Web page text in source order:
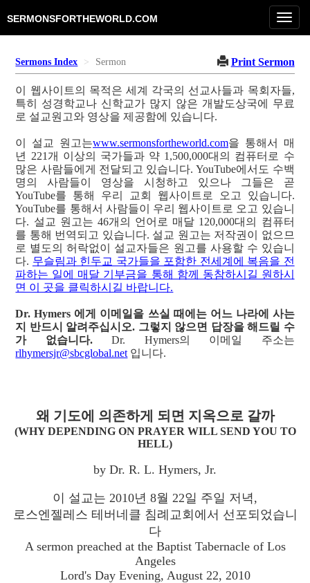
SERMONSFORTHEWORLD.COM
Sermons Index Sermon Print Sermon
이 웹사이트의 목적은 세계 각국의 선교사들과 목회자들,
특히 성경학교나 신학교가 많지 않은 개발도상국에 무료
로 설교원고와 영상을 제공함에 있습니다.
이 설교 원고는www.sermonsfortheworld.com을 통해서 매
년 221개 이상의 국가들과 약 1,500,000대의 컴퓨터로 수
많은 사람들에게 전달되고 있습니다. YouTube에서도 수백
명의 사람들이 영상을 시청하고 있으나 그들은 곧
YouTube를 통해 우리 교회 웹사이트로 오고 있습니다.
YouTube를 통해서 사람들이 우리 웹사이트로 오고 있습니
다. 설교 원고는 46개의 언어로 매달 120,000대의 컴퓨터
를 통해 번역되고 있습니다. 설교 원고는 저작권이 없으므
로 별도의 허락없이 설교자들은 원고를 사용할 수 있습니
다. 무슬림과 힌두교 국가들을 포함한 전세계에 복음을 전
파하는 일에 매달 기부금을 통해 함께 동참하시길 원하시
면 이 곳을 클릭하시길 바랍니다.
Dr. Hymers 에게 이메일을 쓰실 때에는 어느 나라에 사는
지 반드시 알려주십시오. 그렇지 않으면 답장을 해드릴 수
가 없습니다.Dr. Hymers의 이메일 주소는
rlhymersjr@sbcglobal.net 입니다.
왜 기도에 의존하게 되면 지옥으로 갈까
(WHY DEPENDING ON PRAYER WILL SEND YOU TO
HELL)
by Dr. R. L. Hymers, Jr.
이 설교는 2010년 8월 22일 주일 저녁,
로스엔젤레스 테버네클 침례교회에서 선포되었습니
다
A sermon preached at the Baptist Tabernacle of Los
Angeles
Lord's Day Evening, August 22, 2010